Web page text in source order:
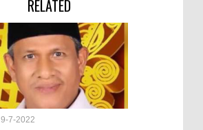
RELATED
9-7-2022